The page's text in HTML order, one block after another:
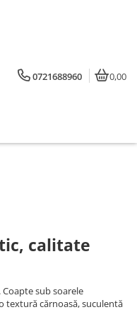
0721688960 0,00
calitate
sub soarele
textură cărnoasă, suculentă